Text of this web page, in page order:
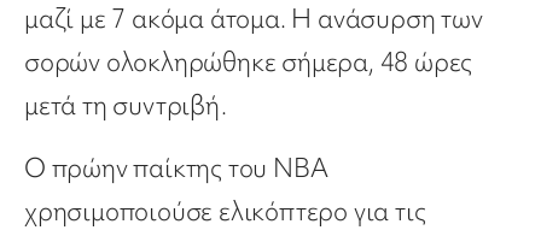
μαζί με 7 ακόμα άτομα. Η ανάσυρση των
σορών ολοκληρώθηκε σήμερα, 48 ώρες
μετά τη συντριβή.
Ο πρώην παίκτης του ΝΒΑ
χρησιμοποιούσε ελικόπτερο για τις